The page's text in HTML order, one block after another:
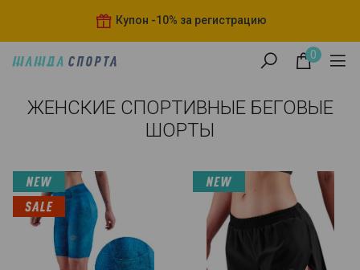
Купон -10% за регистрацию
0
ЖЕНСКИЕ СПОРТИВНЫЕ БЕГОВЫЕ
ШОРТЫ